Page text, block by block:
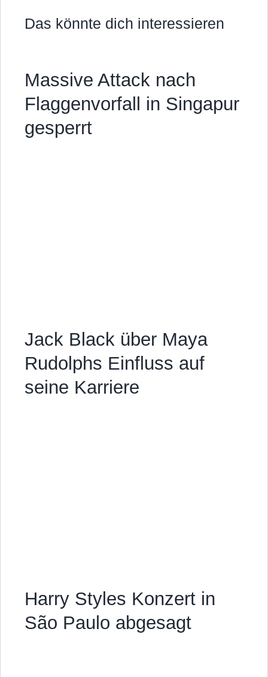
Das könnte dich interessieren
Massive Attack nach
Flaggenvorfall in Singapur
gesperrt
Jack Black über Maya
Rudolphs Einfluss auf
seine Karriere
Harry Styles Konzert in
São Paulo abgesagt